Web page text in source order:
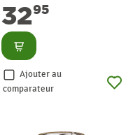
3295
Consulter
Ajouter au
comparateur